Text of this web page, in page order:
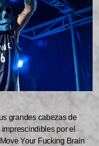
grandes cabezas de
por el
Your Fucking Brain